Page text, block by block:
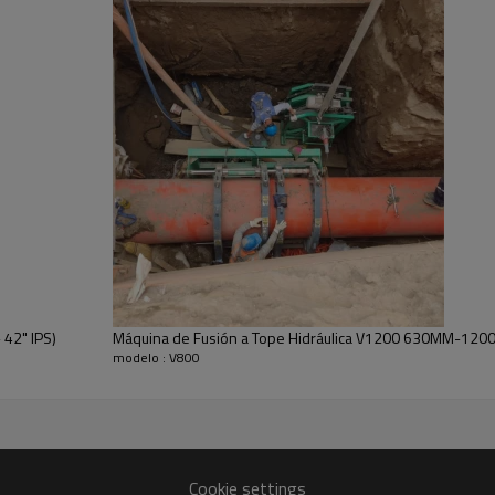
RANGO DE TEMPERATURA
MÁX. 320℃
DIMENSIÓN DE EMBALAJE
2200*1420*1440 MM
1350*950*1500 MM
800*350*400 MM
PESO BRUTO 1290 KG
Marco básico
● La estructura compacta y
IPS) Máquina de Fusión a Tope Hidráulica V1200 630MM-
modelo : V800
Cookie settings